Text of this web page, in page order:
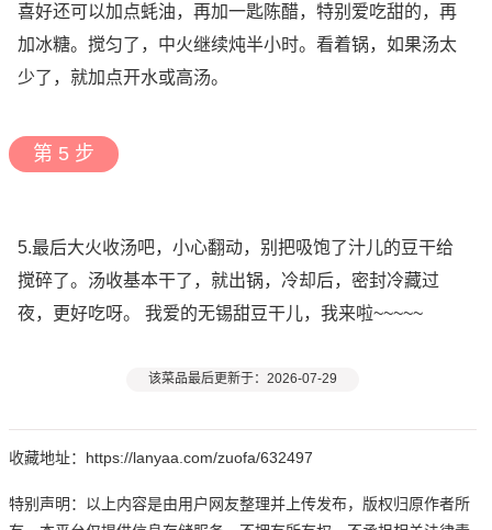
喜好还可以加点蚝油，再加一匙陈醋，特别爱吃甜的，再
加冰糖。搅匀了，中火继续炖半小时。看着锅，如果汤太
少了，就加点开水或高汤。
第 5 步
5.最后大火收汤吧，小心翻动，别把吸饱了汁儿的豆干给
搅碎了。汤收基本干了，就出锅，冷却后，密封冷藏过
夜，更好吃呀。 我爱的无锡甜豆干儿，我来啦~~~~~
该菜品最后更新于：2026-07-29
收藏地址：https://lanyaa.com/zuofa/632497
特别声明：以上内容是由用户网友整理并上传发布，版权归原作者所